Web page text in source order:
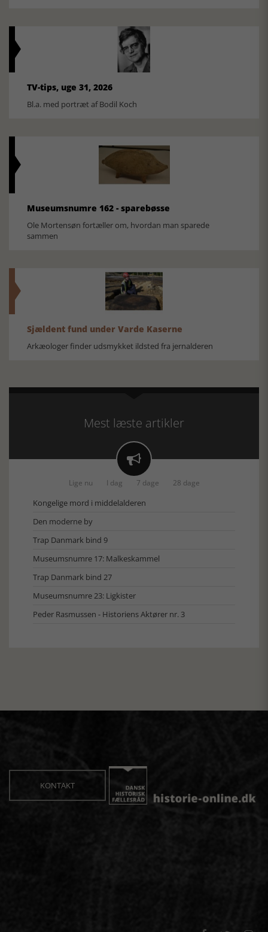
TV-tips, uge 31, 2026
Bl.a. med portræt af Bodil Koch
Museumsnumre 162 - sparebøsse
Ole Mortensøn fortæller om, hvordan man sparede
sammen
Sjældent fund under Varde Kaserne
Arkæologer finder udsmykket ildsted fra jernalderen
Mest læste artikler

Lige nu I dag 7 dage 28 dage
Kongelige mord i middelalderen
Den moderne by
Trap Danmark bind 9
Museumsnumre 17: Malkeskammel
Trap Danmark bind 27
Museumsnumre 23: Ligkister
Peder Rasmussen - Historiens Aktører nr. 3
KONTAKT